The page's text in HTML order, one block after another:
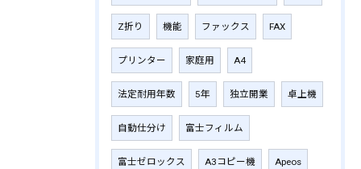
Z折り 機能 ファックス FAX
プリンター 家庭用 A4
法定耐用年数 5年 独立開業 卓上機
自動仕分け 富士フィルム
富士ゼロックス A3コピー機 Apeos